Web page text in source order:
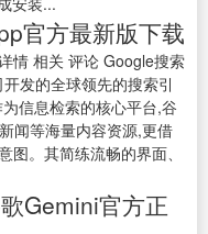
官方最新版下载
情 相关 评论 Google搜索
发的全球领先的搜索引
信息检索的核心平台,谷
闻等海量内容资源,更借
。其简练流畅的界面、
Gemini官方正